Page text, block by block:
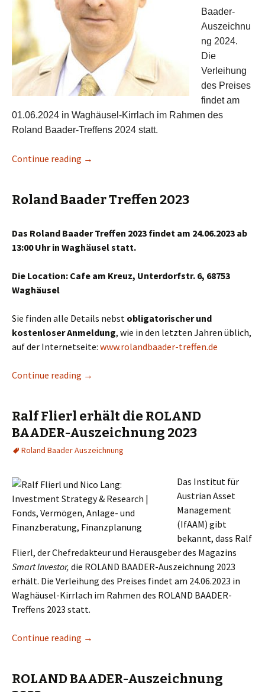
Baader-
Auszeichnu
ng 2024.
Die
Verleihung
des Preises
findet am
01.06.2024 in Waghäusel-Kirrlach im Rahmen des
Roland Baader-Treffens 2024 statt.
Continue reading Carlos A. Gebauer erhält die Roland Baader-
→
Roland Baader Treffen 2023
Das Roland Baader Treffen 2023 findet am 24.06.2023 ab
13:00 Uhr in Waghäusel statt.
Die Location: Cafe am Kreuz, Unterdorfstr. 6, 68753
Waghäusel
Sie finden alle Details nebst obligatorischer und
kostenloser Anmeldung, wie in den letzten Jahren üblich,
auf der Internetseite: www.rolandbaader-treffen.de
Continue reading Roland Baader Treffen 2023
→
Ralf Flierl erhält die ROLAND
BAADER-Auszeichnung 2023
Roland Baader Auszeichnung
Das Institut für
Austrian Asset
Management
(IfAAM) gibt
bekannt, dass Ralf
Flierl, der Chefredakteur und Herausgeber des Magazins
Smart Investor, die ROLAND BAADER-Auszeichnung 2023
erhält. Die Verleihung des Preises findet am 24.06.2023 in
Waghäusel-Kirrlach im Rahmen des ROLAND BAADER-
Treffens 2023 statt.
Continue reading Ralf Flierl erhält die ROLAND BAADER-
→
ROLAND BAADER-Auszeichnung